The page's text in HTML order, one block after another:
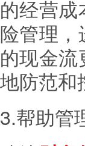
的经营
险管理
的现金
地防范和
3.帮助管